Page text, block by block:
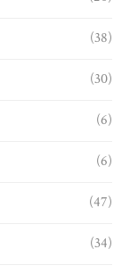
(38)
(30)
(6)
(6)
(47)
(34)